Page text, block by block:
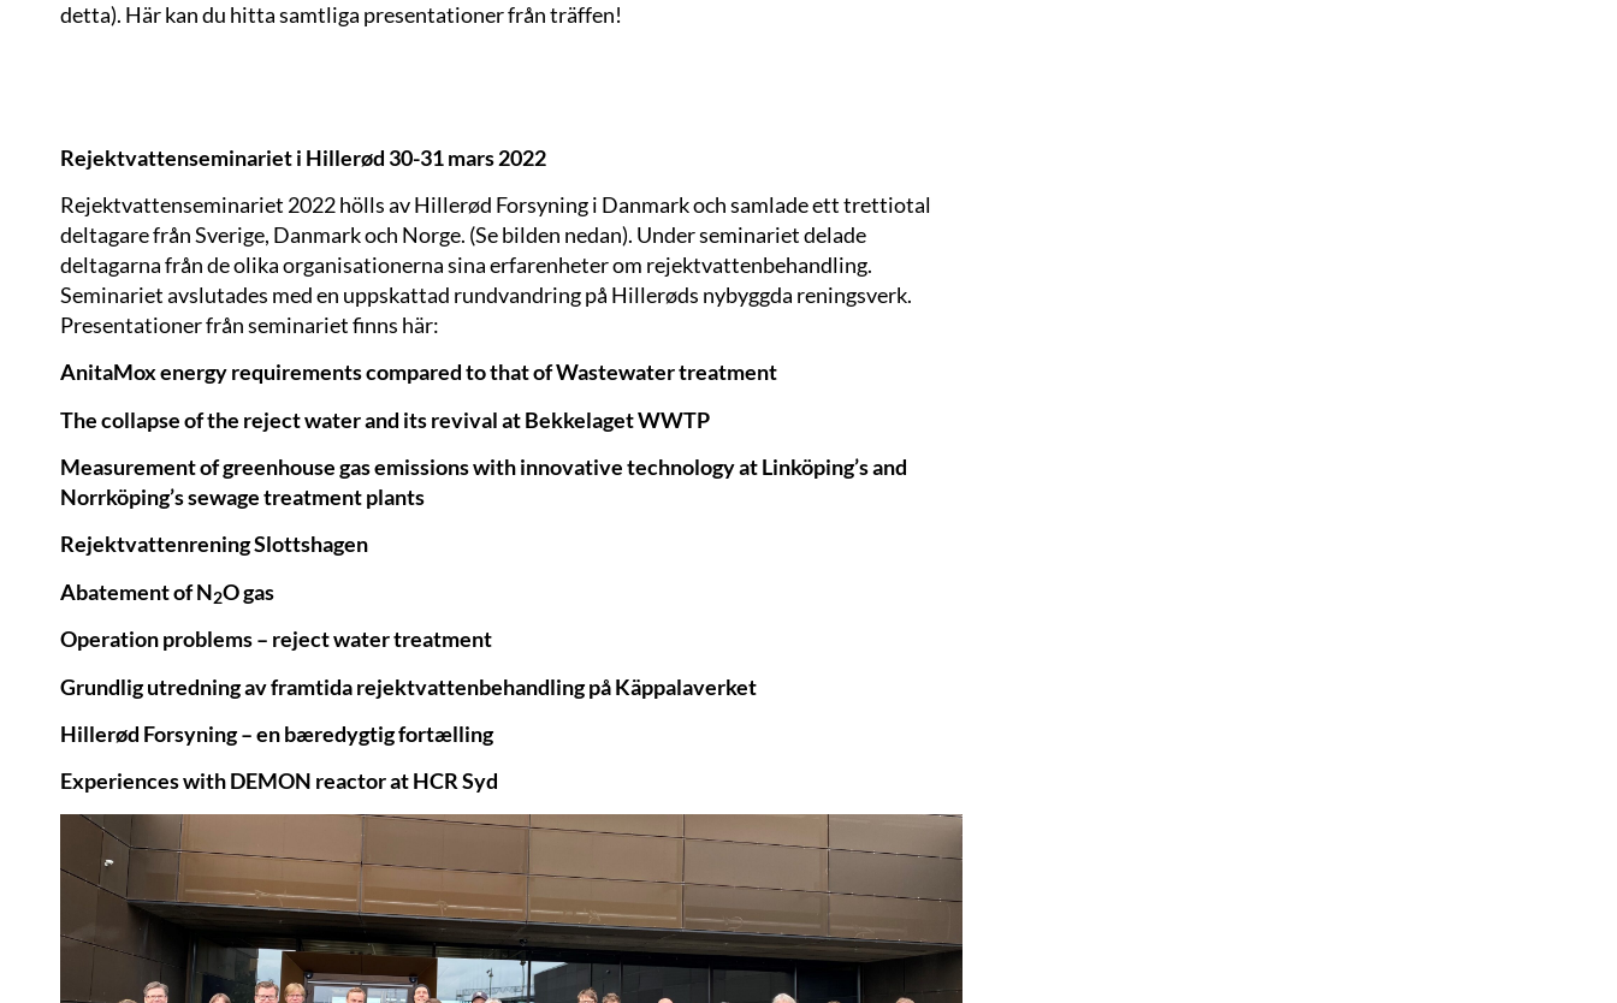
detta). Här kan du hittasamtliga presentationer från träffen!
Rejektvattenseminariet i Hillerød 30-31 mars 2022
Rejektvattenseminariet 2022 hölls av Hillerød Forsyning i Danmark och samlade ett trettiotal
deltagare från Sverige, Danmark och Norge. (Se bilden nedan). Under seminariet delade
deltagarna från de olika organisationerna sina erfarenheter om rejektvattenbehandling.
Seminariet avslutades med en uppskattad rundvandring på Hillerøds nybyggda reningsverk.
Presentationer från seminariet finns här:
AnitaMox energy requirements compared to that of Wastewater treatment
The collapse of the reject water and its revival at Bekkelaget WWTP
Measurement of greenhouse gas emissions with innovative technology at Linköping’s and
Norrköping’s sewage treatment plants
Rejektvattenrening Slottshagen
Abatement of N2O gas
Operation problems – reject water treatment
Grundlig utredning av framtida rejektvattenbehandling på Käppalaverket
Hillerød Forsyning –en bæredygtig fortælling
Experiences with DEMON reactor at HCR Syd